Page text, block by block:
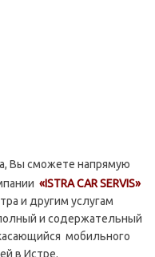
Вы сможете напрямую
«ISTRA CAR SERVIS»
и другим услугам
и содержательный
мобильного
в Истре.